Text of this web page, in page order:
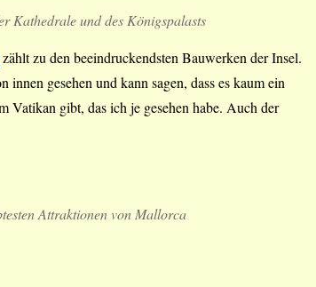
Kathedrale und des Königspalasts
zu den beeindruckendsten Bauwerken der Insel.
innen gesehen und kann sagen, dass es kaum ein
Vatikan gibt, das ich je gesehen habe. Auch der
Attraktionen von Mallorca